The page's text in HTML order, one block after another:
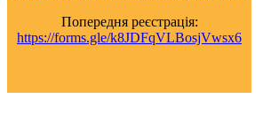
Попередня реєстрація:
https://forms.gle/k8JDFqVLBosjVwsx6